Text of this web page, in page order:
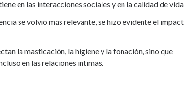
en las interacciones sociales y en la calidad de
se volvió más relevante, se hizo evidente el
la masticación, la higiene y la fonación, sino que
en las relaciones íntimas.